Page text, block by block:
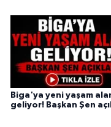
Biga'ya yeni yaşam
geliyor! Başkan Şen